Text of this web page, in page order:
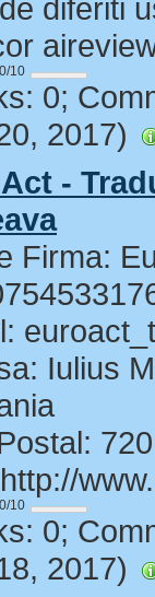
diferiti
10
0;
2017)
-
Firma:
Iulius
10
0;
2017)